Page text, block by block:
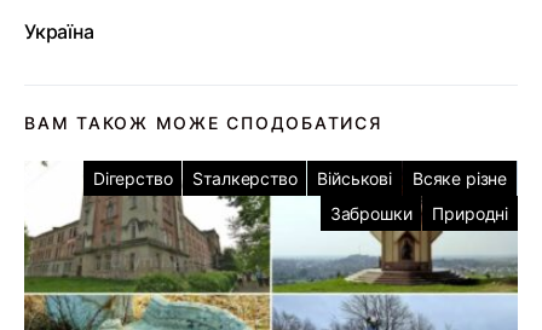
Україна
ВАМ ТАКОЖ МОЖЕ СПОДОБАТИСЯ
Dігерство Sталкерство Військові
Всяке різне
Заброшки
Природні